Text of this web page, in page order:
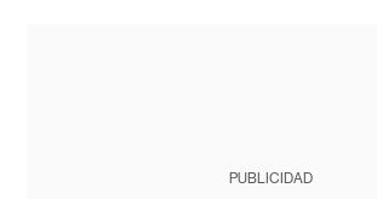
PUBLICIDAD